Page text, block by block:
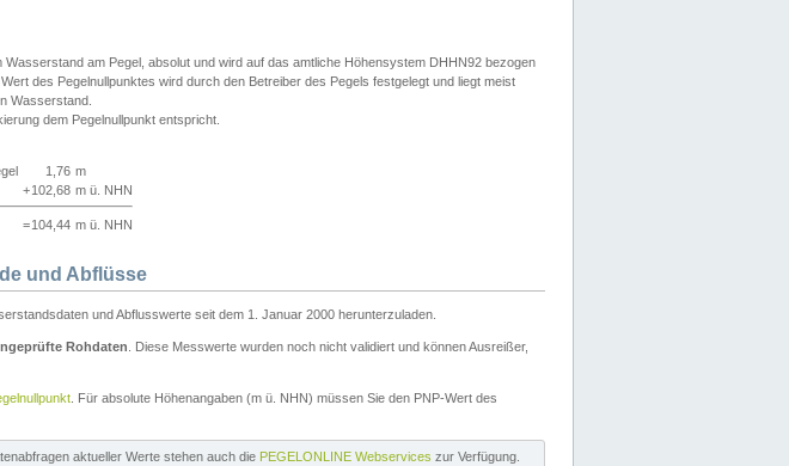
am Pegel, absolut und wird auf das amtliche Höhensystem DHHN92 bezogen
des Pegelnullpunktes wird durch den Betreiber des Pegels festgelegt und liegt meist
Wasserstand.
dem Pegelnullpunkt entspricht.
1,76 m
+102,68 m ü. NHN
=104,44 m ü. NHN
und Abflüsse
und Abflusswerte seit dem 1. Januar 2000 herunterzuladen.
Rohdaten . Diese Messwerte wurden noch nicht validiert und können Ausreißer,
. Für absolute Höhenangaben (m ü. NHN) müssen Sie den PNP-Wert des
aktueller Werte stehen auch die PEGELONLINE Webservices zur Verfügung.